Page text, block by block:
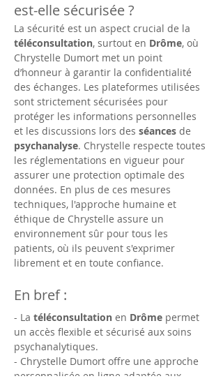
est-elle sécurisée ?
La sécurité est un aspect crucial de la
téléconsultation, surtout en Drôme, où
Chrystelle Dumort met un point
d’honneur à garantir la confidentialité
des échanges. Les plateformes utilisées
sont strictement sécurisées pour
protéger les informations personnelles
et les discussions lors des séances de
psychanalyse. Chrystelle respecte toutes
les réglementations en vigueur pour
assurer une protection optimale des
données. En plus de ces mesures
techniques, l'approche humaine et
éthique de Chrystelle assure un
environnement sûr pour tous les
patients, où ils peuvent s'exprimer
librement et en toute confiance.
En bref :
- La téléconsultation en Drôme permet
un accès flexible et sécurisé aux soins
psychanalytiques.
- Chrystelle Dumort offre une approche
personnalisée en ligne adaptée aux